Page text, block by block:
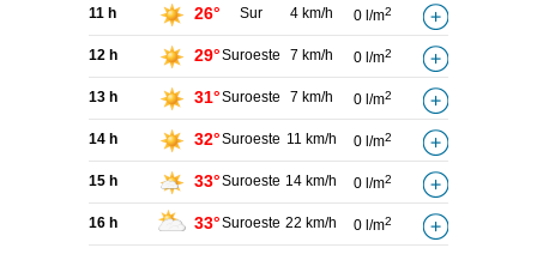
11 h 26° Sur 4 km/h 0 l/m2
12 h 29°Suroeste 7 km/h 0 l/m2
13 h 31°Suroeste 7 km/h 0 l/m2
14 h 32°Suroeste 11 km/h 0 l/m2
15 h 33°Suroeste 14 km/h 0 l/m2
16 h 33°Suroeste 22 km/h 0 l/m2